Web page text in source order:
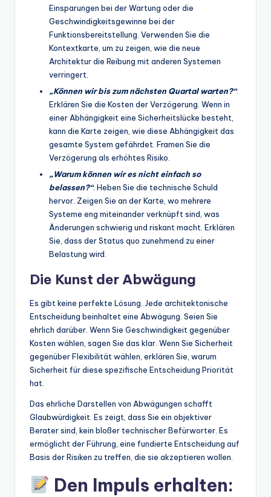
Einsparungen bei der Wartung oder die
Geschwindigkeitsgewinne bei der
Funktionsbereitstellung. Verwenden Sie die
Kontextkarte, um zu zeigen, wie die neue
Architektur die Reibung mit anderen Systemen
verringert.
„Können wir bis zum nächsten Quartal warten?“:
Erklären Sie die Kosten der Verzögerung. Wenn in
einer Abhängigkeit eine Sicherheitslücke besteht,
kann die Karte zeigen, wie diese Abhängigkeit das
gesamte System gefährdet. Framen Sie die
Verzögerung als erhöhtes Risiko.
„Warum können wir es nicht einfach so
belassen?“: Heben Sie die technische Schuld
hervor. Zeigen Sie an der Karte, wo mehrere
Systeme eng miteinander verknüpft sind, was
Änderungen schwierig und riskant macht. Erklären
Sie, dass der Status quo zunehmend zu einer
Belastung wird.
Die Kunst der Abwägung
Es gibt keine perfekte Lösung. Jede architektonische
Entscheidung beinhaltet eine Abwägung. Seien Sie
ehrlich darüber. Wenn Sie Geschwindigkeit gegenüber
Kosten wählen, sagen Sie das klar. Wenn Sie Sicherheit
gegenüber Flexibilität wählen, erklären Sie, warum
Sicherheit für diese spezifische Entscheidung Priorität
hat.
Das ehrliche Darstellen von Abwägungen schafft
Glaubwürdigkeit. Es zeigt, dass Sie ein objektiver
Berater sind, kein bloßer technischer Befürworter. Es
ermöglicht der Führung, eine fundierte Entscheidung auf
Basis der Risiken zu treffen, die sie akzeptieren wollen.
Den Impuls erhalten: